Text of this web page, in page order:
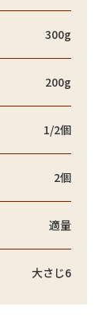
300g
200g
1/2個
2個
適量
大さじ6